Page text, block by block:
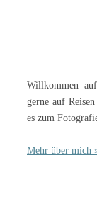
Willkommen
gerne auf
es zum
Mehr über mich